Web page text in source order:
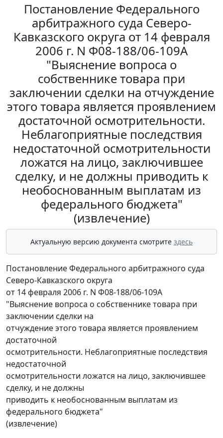
Постановление Федерального
арбитражного суда Северо-
Кавказского округа от 14 февраля
2006 г. N Ф08-188/06-109А
"Выяснение вопроса о
собственнике товара при
заключении сделки на отчуждение
этого товара является проявлением
достаточной осмотрительности.
Неблагоприятные последствия
недостаточной осмотрительности
ложатся на лицо, заключившее
сделку, и не должны приводить к
необоснованным выплатам из
федерального бюджета"
(извлечение)
Актуальную версию документа смотрите здесь
Постановление Федерального арбитражного суда
Северо-Кавказского округа
от 14 февраля 2006 г. N Ф08-188/06-109А
"Выяснение вопроса о собственнике товара при
заключении сделки на
отчуждение этого товара является проявлением
достаточной
осмотрительности. Неблагоприятные последствия
недостаточной
осмотрительности ложатся на лицо, заключившее
сделку, и не должны
приводить к необоснованным выплатам из
федерального бюджета"
(извлечение)